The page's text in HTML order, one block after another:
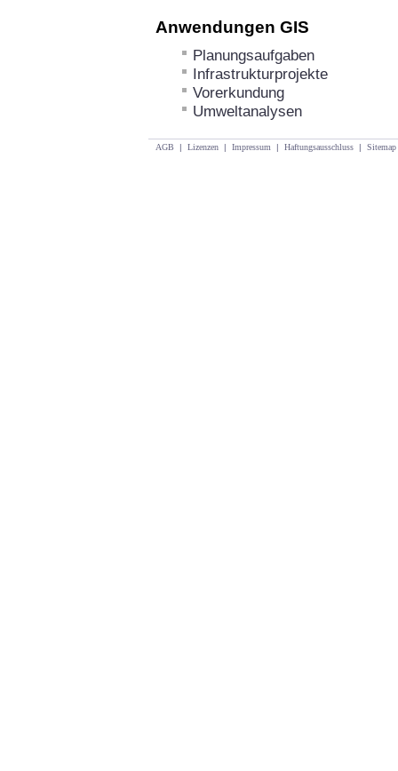
Anwendungen GIS
Planungsaufgaben
Infrastrukturprojekte
Vorerkundung
Umweltanalysen
AGB | Lizenzen | Impressum | Haftungsausschluss | Sitemap